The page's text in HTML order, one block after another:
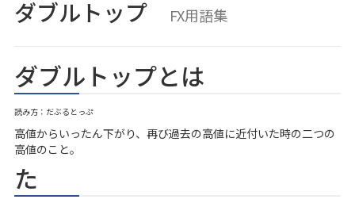
ダブルトップ FX用語集
ダブルトップとは
読み方：だぶるとっぷ
高値からいったん下がり、再び過去の高値に近付いた時の二つの
高値のこと。
た